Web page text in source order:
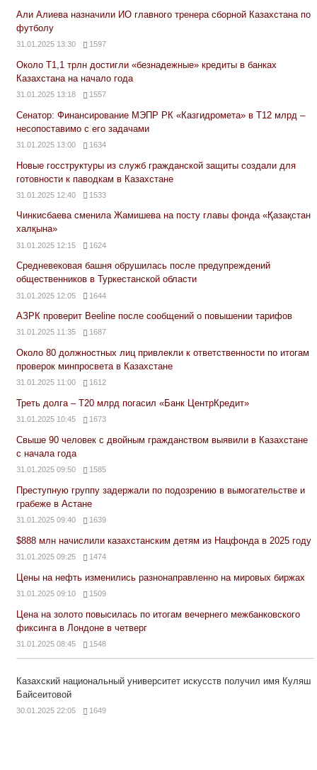
Али Алиева назначили ИО главного тренера сборной Казахстана по
футболу
31.01.2025 13:30 1597
Около Т1,1 трлн достигли «безнадежные» кредиты в банках
Казахстана на начало года
31.01.2025 13:18 1557
Сенатор: Финансирование МЭПР РК «Казгидромета» в Т12 млрд –
несопоставимо с его задачами
31.01.2025 13:00 1634
Новые госструктуры из служб гражданской защиты создали для
готовности к паводкам в Казахстане
31.01.2025 12:40 1533
Чинкисбаева сменила Жамишева на посту главы фонда «Қазақстан
халқына»
31.01.2025 12:15 1624
Средневековая башня обрушилась после предупреждений
общественников в Туркестанской области
31.01.2025 12:05 1644
АЗРК проверит Beeline после сообщений о повышении тарифов
31.01.2025 11:35 1687
Около 80 должностных лиц привлекли к ответственности по итогам
проверок минпросвета в Казахстане
31.01.2025 11:00 1612
Треть долга – Т20 млрд погасил «Банк ЦентрКредит»
31.01.2025 10:45 1673
Свыше 90 человек с двойным гражданством выявили в Казахстане
с начала года
31.01.2025 09:50 1585
Преступную группу задержали по подозрению в вымогательстве и
грабеже в Астане
31.01.2025 09:40 1639
$888 млн начислили казахстанским детям из Нацфонда в 2025 году
31.01.2025 09:25 1474
Цены на нефть изменились разнонаправленно на мировых биржах
31.01.2025 09:10 1509
Цена на золото повысилась по итогам вечернего межбанковского
фиксинга в Лондоне в четверг
31.01.2025 08:45 1548
Казахский национальный университет искусств получил имя Куляш
Байсеитовой
30.01.2025 22:05 1649